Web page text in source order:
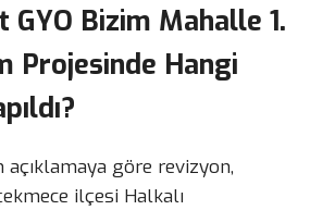
GYO Bizim Mahalle 1.
Projesinde Hangi
açıklamaya göre revizyon,
ilçesi Halkalı